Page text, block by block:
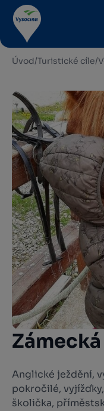
Úvod/Turistické cíle/
Anglické ježdění,
pokročilé,
školička,